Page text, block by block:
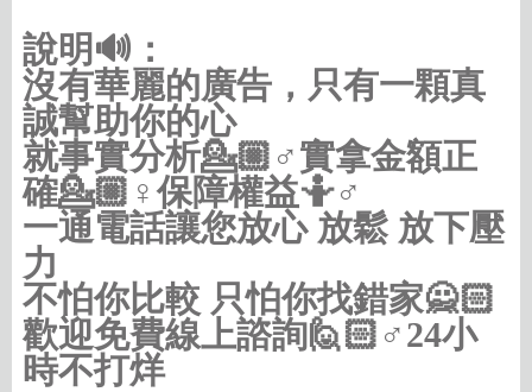
說明🔊：
沒有華麗的廣告，只有一顆真
誠幫助你的心
就事實分析💁🏼♂️實拿金額正
確💁🏼♀️保障權益🤷♂️
一通電話讓您放心 放鬆 放下壓
力
不怕你比較 只怕你找錯家🙅🏻
歡迎免費線上諮詢🙋🏻♂️24小
時不打烊